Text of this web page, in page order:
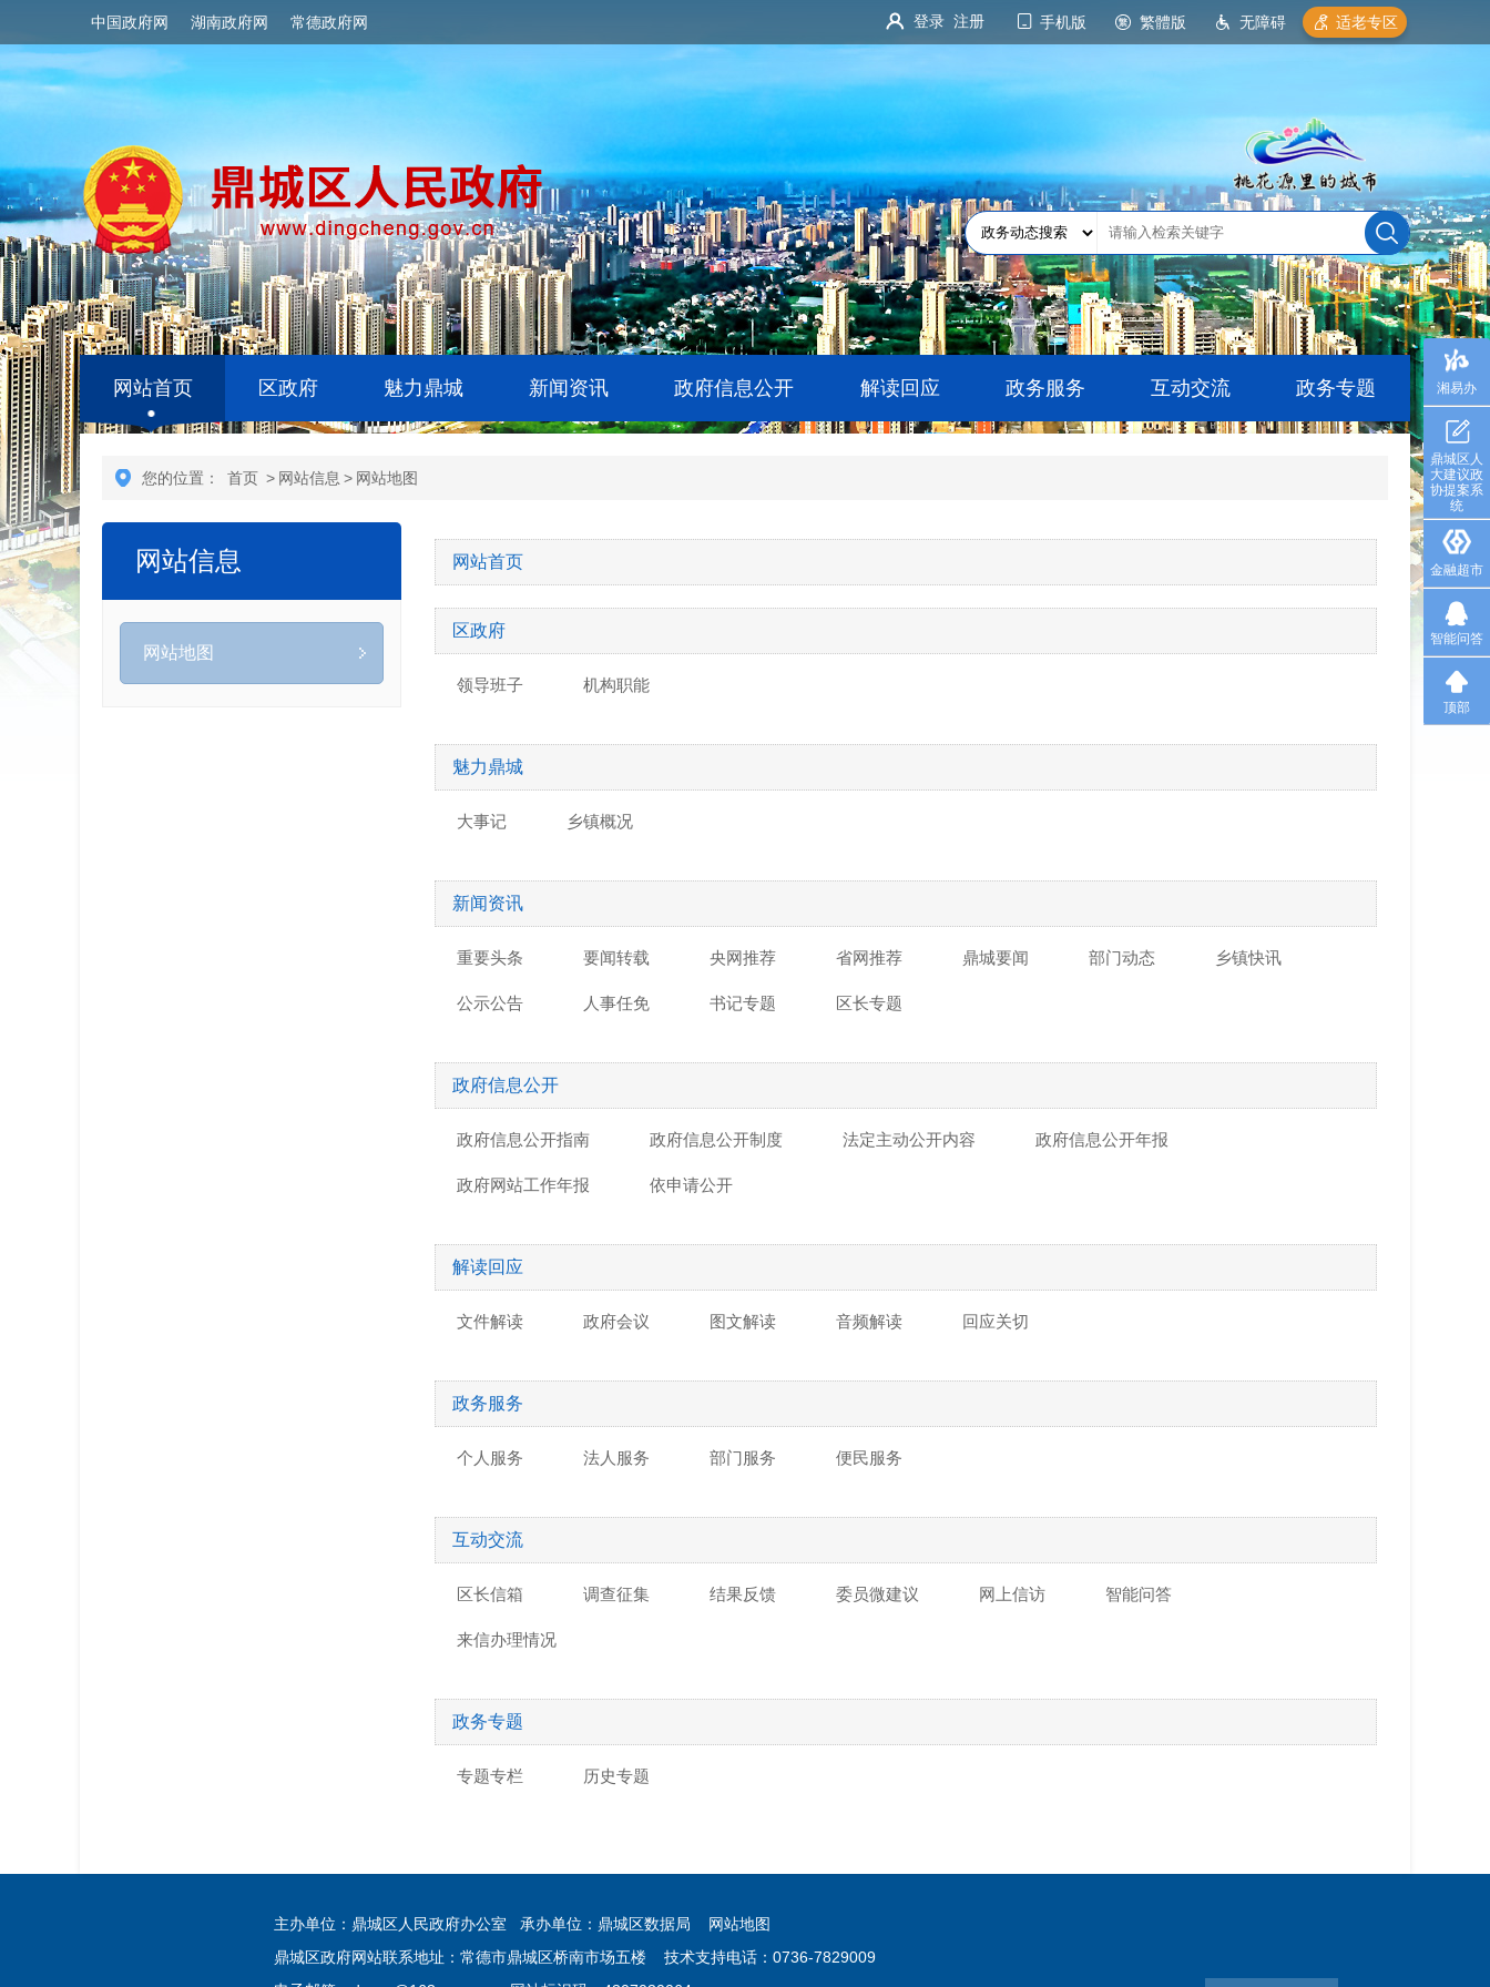
中国政府网 湖南政府网 常德政府网 登录 注册 手机版 繁體版 无障碍 适老专区
网站首页 区政府 魅力鼎城 新闻资讯 政府信息公开 解读回应 政务服务 互动交流 政务专题
您的位置： 首页 > 网站信息 > 网站地图
网站信息
网站地图
网站首页
区政府
领导班子 机构职能
魅力鼎城
大事记 乡镇概况
新闻资讯
重要头条 要闻转载 央网推荐 省网推荐 鼎城要闻 部门动态 乡镇快讯
公示公告 人事任免 书记专题 区长专题
政府信息公开
政府信息公开指南 政府信息公开制度 法定主动公开内容 政府信息公开年报
政府网站工作年报 依申请公开
解读回应
文件解读 政府会议 图文解读 音频解读 回应关切
政务服务
个人服务 法人服务 部门服务 便民服务
互动交流
区长信箱 调查征集 结果反馈 委员微建议 网上信访 智能问答
来信办理情况
政务专题
专题专栏 历史专题
主办单位：鼎城区人民政府办公室 承办单位：鼎城区数据局 网站地图
鼎城区政府网站联系地址：常德市鼎城区桥南市场五楼 技术支持电话：0736-7829009
湘易办
鼎城区人
大建议政
协提案系
统
金融超市
智能问答
顶部